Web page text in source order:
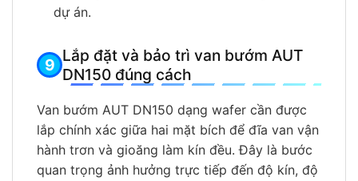
dự án.
Lắp đặt và bảo trì van bướm AUT
DN150 đúng cách
Van bướm AUT DN150 dạng wafer cần được
lắp chính xác giữa hai mặt bích để đĩa van vận
hành trơn và gioăng làm kín đều. Đây là bước
quan trọng ảnh hưởng trực tiếp đến độ kín, độ